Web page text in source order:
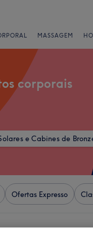
MASSAGEM
corporais
e Cabines de
Ofertas Expresso